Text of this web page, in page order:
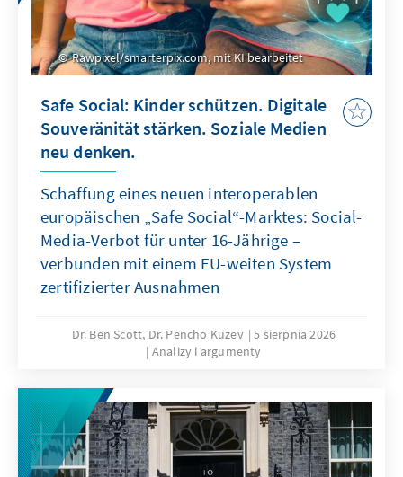
Rawpixel/smarterpix.com, mit KI bearbeitet
Safe Social: Kinder schützen. Digitale
Souveränität stärken. Soziale Medien
neu denken.
Schaffung eines neuen interoperablen
europäischen „Safe Social“-Marktes: Social-
Media-Verbot für unter 16-Jährige –
verbunden mit einem EU-weiten System
zertifizierter Ausnahmen
Dr. Ben Scott, Dr. Pencho Kuzev
5 sierpnia 2026
Analizy i argumenty